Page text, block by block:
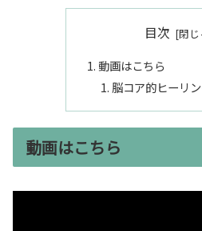
目次
動画はこちら
脳コア的ヒーリ
動画はこちら